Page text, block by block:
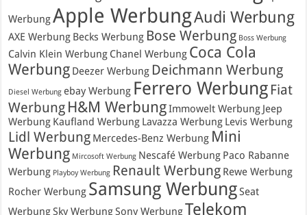
WerbungApple WerbungAudi Werbung
AXE Werbung Becks Werbung Bose Werbung Boss Werbung
Calvin Klein Werbung Chanel Werbung Coca Cola
Werbung Deezer Werbung Deichmann Werbung
Diesel Werbung ebay Werbung Ferrero Werbung Fiat
Werbung H&M WerbungImmowelt Werbung Jeep
Werbung Kaufland Werbung Lavazza Werbung Levis Werbung
Lidl Werbung Mercedes-Benz Werbung Mini
Werbung Mircosoft Werbung Nescafé Werbung Paco Rabanne
Werbung Playboy Werbung Renault Werbung Rewe Werbung
Rocher Werbung Samsung WerbungSeat
WerbungSky WerbungSony WerbungTelekom